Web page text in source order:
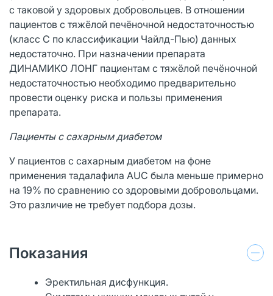
с таковой у здоровых добровольцев. В отношении
пациентов с тяжёлой печёночной недостаточностью
(класс С по классификации Чайлд-Пью) данных
недостаточно. При назначении препарата
ДИНАМИКО ЛОНГ пациентам с тяжёлой печёночной
недостаточностью необходимо предварительно
провести оценку риска и пользы применения
препарата.
Пациенты с сахарным диабетом
У пациентов с сахарным диабетом на фоне
применения тадалафила AUC была меньше примерно
на 19% по сравнению со здоровыми добровольцами.
Это различие не требует подбора дозы.
Показания
Эректильная дисфункция.